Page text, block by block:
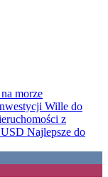
morze
Wille do
z
Najlepsze do